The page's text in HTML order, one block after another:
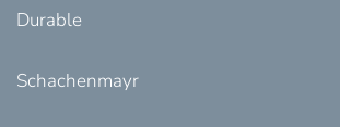
Durable
Schachenmayr